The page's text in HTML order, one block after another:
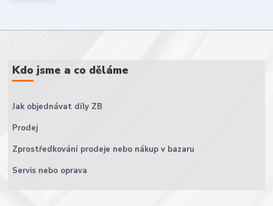
Kdo jsme a co děláme
Jak objednávat díly ZB
Prodej
Zprostředkování prodeje nebo nákup v bazaru
Servis nebo oprava